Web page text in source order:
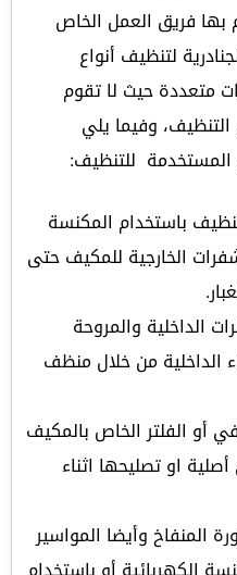
فريق العمل الخاص
لتنظيف أنواع
متعددة حيث لا تقوم
وفيما يلي
للتنظيف:
باستخدام المكنسة
الخارجية للمكيف حتى
الداخلية والمروحة
الداخلية من خلال منظف
أو الفلتر الخاص بالمكيف
او تصليحها اثناء
المنفاخ وأيضا المواسير